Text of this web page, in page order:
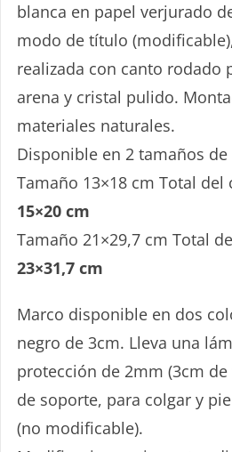
blanca en papel verjurado
modo de título
realizada con canto rodado
arena y cristal pulido.
materiales naturales.
Disponible en 2 tamaños
Tamaño 13×18 cm Total
15×20 cm
Tamaño 21×29,7 cm Total
23×31,7 cm
Marco disponible en dos
negro de 3cm. Lleva una
protección de 2mm (3cm
de soporte, para colgar y
(no modificable).
¡REGALA